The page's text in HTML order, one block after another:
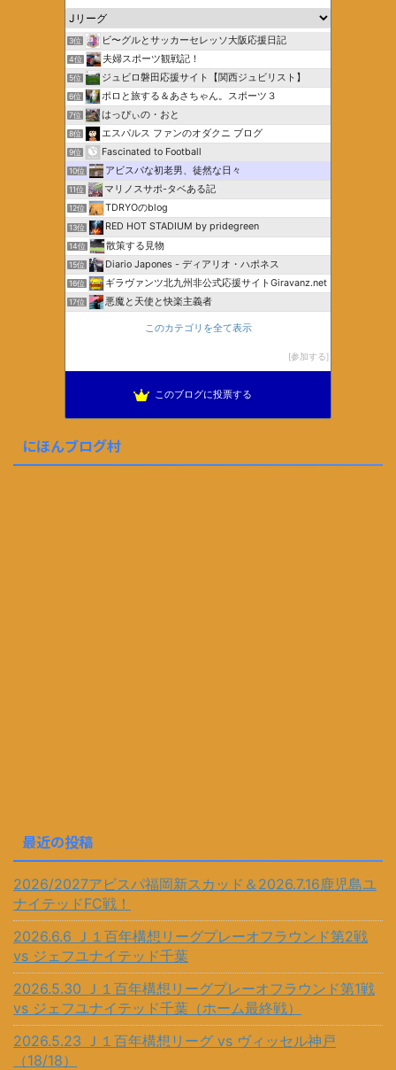
3位 ビ〜グルとサッカーセレッソ大阪応援日記
4位 夫婦スポーツ観戦記！
5位 ジュビロ磐田応援サイト【関西ジュビリスト】
6位 ポロと旅する＆あさちゃん。スポーツ３
7位 はっぴぃの・おと
8位 エスパルス ファンのオダクニ ブログ
9位 Fascinated to Football
10位 アビスパな初老男、徒然な日々
11位 マリノスサポ-タベある記
12位 TDRYOのblog
13位 RED HOT STADIUM by pridegreen
14位 散策する見物
15位 Diario Japones - ディアリオ・ハポネス
16位 ギラヴァンツ北九州非公式応援サイトGiravanz.net
17位 悪魔と天使と快楽主義者
このカテゴリを全て表示
参加する
このブログに投票する
にほんブログ村
最近の投稿
2026/2027アビスパ福岡新スカッド＆2026.7.16鹿児島ユ
ナイテッドFC戦！
2026.6.6 Ｊ１百年構想リーグプレーオフラウンド第2戦
vs ジェフユナイテッド千葉
2026.5.30 Ｊ１百年構想リーグプレーオフラウンド第1戦
vs ジェフユナイテッド千葉（ホーム最終戦）
2026.5.23 Ｊ１百年構想リーグ vs ヴィッセル神戸
（18/18）